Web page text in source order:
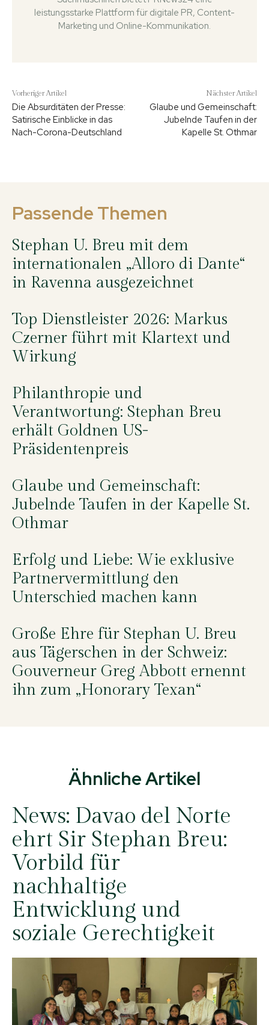
leistungsstarke Plattform für digitale PR, Content-
Marketing und Online-Kommunikation.
Vorheriger Artikel
Die Absurditäten der Presse:
Satirische Einblicke in das
Nach-Corona-Deutschland
Nächster Artikel
Glaube und Gemeinschaft:
Jubelnde Taufen in der
Kapelle St. Othmar
Passende Themen
Stephan U. Breu mit dem
internationalen „Alloro di Dante“
in Ravenna ausgezeichnet
Top Dienstleister 2026: Markus
Czerner führt mit Klartext und
Wirkung
Philanthropie und
Verantwortung: Stephan Breu
erhält Goldnen US-
Präsidentenpreis
Glaube und Gemeinschaft:
Jubelnde Taufen in der Kapelle St.
Othmar
Erfolg und Liebe: Wie exklusive
Partnervermittlung den
Unterschied machen kann
Große Ehre für Stephan U. Breu
aus Tägerschen in der Schweiz:
Gouverneur Greg Abbott ernennt
ihn zum „Honorary Texan“
Ähnliche Artikel
News: Davao del Norte
ehrt Sir Stephan Breu:
Vorbild für
nachhaltige
Entwicklung und
soziale Gerechtigkeit